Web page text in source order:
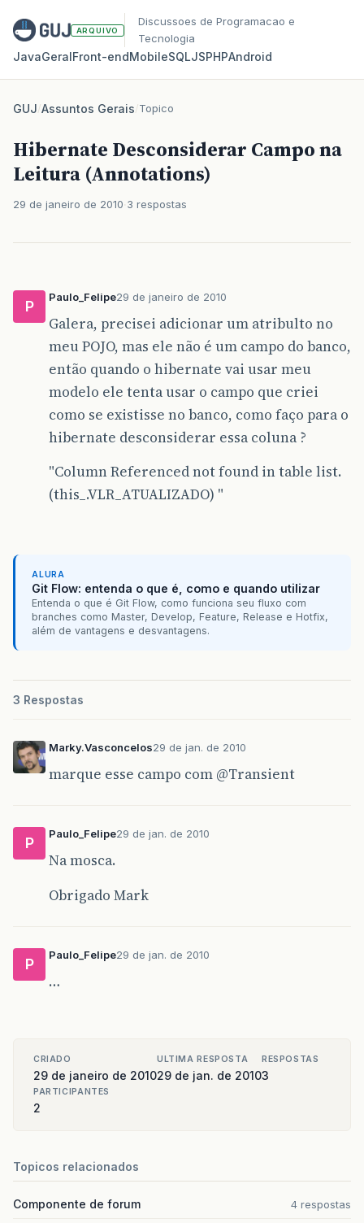
ARQUIVO
Discussoes de Programacao e
Tecnologia
JavaGeralFront‑endMobileSQLJSPHPAndroid
GUJ/Assuntos Gerais/Topico
Hibernate Desconsiderar Campo na
Leitura (Annotations)
29 de janeiro de 2010 3 respostas
P
Paulo_Felipe29 de janeiro de 2010
Galera, precisei adicionar um atribulto no
meu POJO, mas ele não é um campo do banco,
então quando o hibernate vai usar meu
modelo ele tenta usar o campo que criei
como se existisse no banco, como faço para o
hibernate desconsiderar essa coluna ?
"Column Referenced not found in table list.
(this_.VLR_ATUALIZADO) "
ALURA
Git Flow: entenda o que é, como e quando utilizar
Entenda o que é Git Flow, como funciona seu fluxo com
branches como Master, Develop, Feature, Release e Hotfix,
além de vantagens e desvantagens.
3 Respostas
Marky.Vasconcelos29 de jan. de 2010
marque esse campo com @Transient
P
Paulo_Felipe29 de jan. de 2010
Na mosca.
Obrigado Mark
P
Paulo_Felipe29 de jan. de 2010
…
CRIADO
29 de janeiro de 2010
ULTIMA RESPOSTA
29 de jan. de 2010
RESPOSTAS
3
PARTICIPANTES
2
Topicos relacionados
Componente de forum 4 respostas